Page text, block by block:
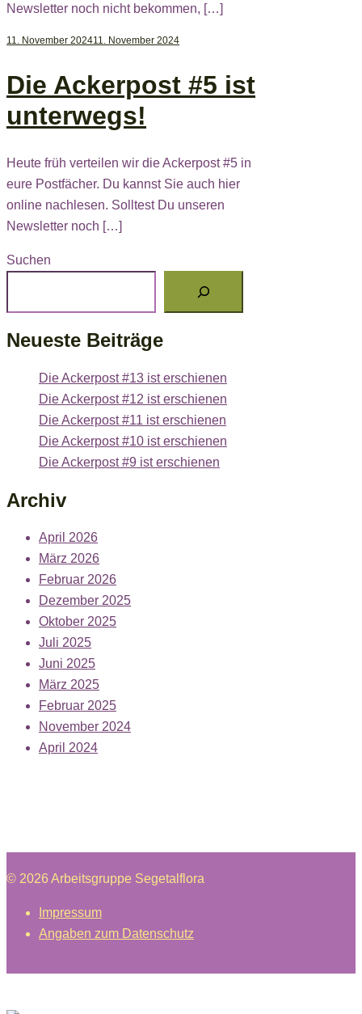
Newsletter noch nicht bekommen, […]
11. November 202411. November 2024
Die Ackerpost #5 ist
unterwegs!
Heute früh verteilen wir die Ackerpost #5 in
eure Postfächer. Du kannst Sie auch hier
online nachlesen. Solltest Du unseren
Newsletter noch […]
Suchen
Neueste Beiträge
Die Ackerpost #13 ist erschienen
Die Ackerpost #12 ist erschienen
Die Ackerpost #11 ist erschienen
Die Ackerpost #10 ist erschienen
Die Ackerpost #9 ist erschienen
Archiv
April 2026
März 2026
Februar 2026
Dezember 2025
Oktober 2025
Juli 2025
Juni 2025
März 2025
Februar 2025
November 2024
April 2024
© 2026 Arbeitsgruppe Segetalflora
Impressum
Angaben zum Datenschutz